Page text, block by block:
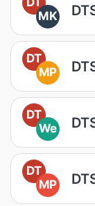
MK
DT
MP
DT
We
DT
MP